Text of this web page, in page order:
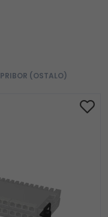
PRIBOR (OSTALO)